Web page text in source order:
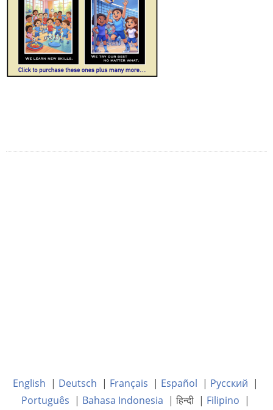
English | Deutsch | Français | Español | Русский |
Português | Bahasa Indonesia | हिन्दी | Filipino |